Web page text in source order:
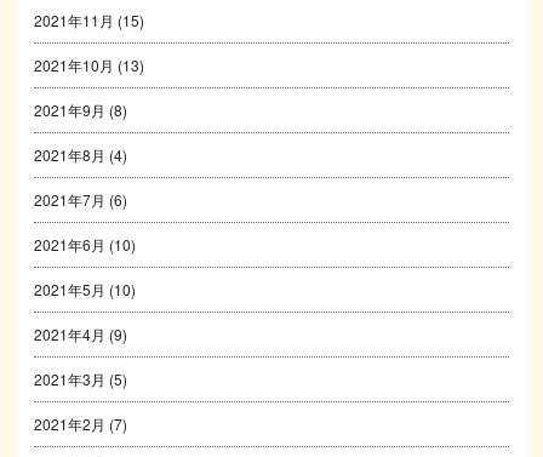
2021年11月 (15)
2021年10月 (13)
2021年9月 (8)
2021年8月 (4)
2021年7月 (6)
2021年6月 (10)
2021年5月 (10)
2021年4月 (9)
2021年3月 (5)
2021年2月 (7)